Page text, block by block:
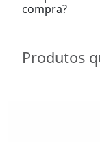
compra?
Produtos